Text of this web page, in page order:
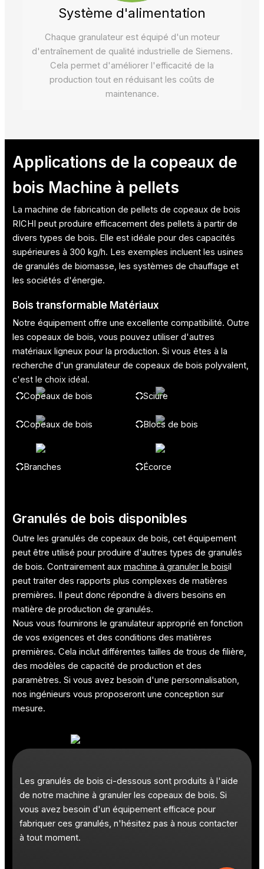
Système d'alimentation
Chaque granulateur est équipé d'un moteur
d'entraînement de qualité industrielle de Siemens.
Cela permet d'améliorer l'efficacité de la
production tout en réduisant les coûts de
maintenance.
Applications de la copeaux de
bois Machine à pellets
La machine de fabrication de pellets de copeaux de bois
RICHI peut produire efficacement des pellets à partir de
divers types de bois. Elle est idéale pour des capacités
supérieures à 300 kg/h. Les exemples incluent les usines
de granulés de biomasse, les systèmes de chauffage et
les sociétés d'énergie.
Bois transformable Matériaux
Notre équipement offre une excellente compatibilité. Outre
les copeaux de bois, vous pouvez utiliser d'autres
matériaux ligneux pour la production. Si vous êtes à la
recherche d'un granulateur de copeaux de bois polyvalent,
c'est le choix idéal.
Copeaux de bois
Sciure
Copeaux de bois Blocs de bois
Branches Écorce
Granulés de bois disponibles
Outre les granulés de copeaux de bois, cet équipement
peut être utilisé pour produire d'autres types de granulés
de bois. Contrairement aux machine à granuler le boisil
peut traiter des rapports plus complexes de matières
premières. Il peut donc répondre à divers besoins en
matière de production de granulés.
Nous vous fournirons le granulateur approprié en fonction
de vos exigences et des conditions des matières
premières. Cela inclut différentes tailles de trous de filière,
des modèles de capacité de production et des
paramètres. Si vous avez besoin d'une personnalisation,
nos ingénieurs vous proposeront une conception sur
mesure.
Les granulés de bois ci-dessous sont produits à l'aide
de notre machine à granuler les copeaux de bois. Si
vous avez besoin d'un équipement efficace pour
fabriquer ces granulés, n'hésitez pas à nous contacter
à tout moment.